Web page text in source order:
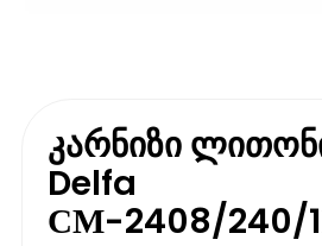
კარნიზი
Delfa
СМ-2408/240/